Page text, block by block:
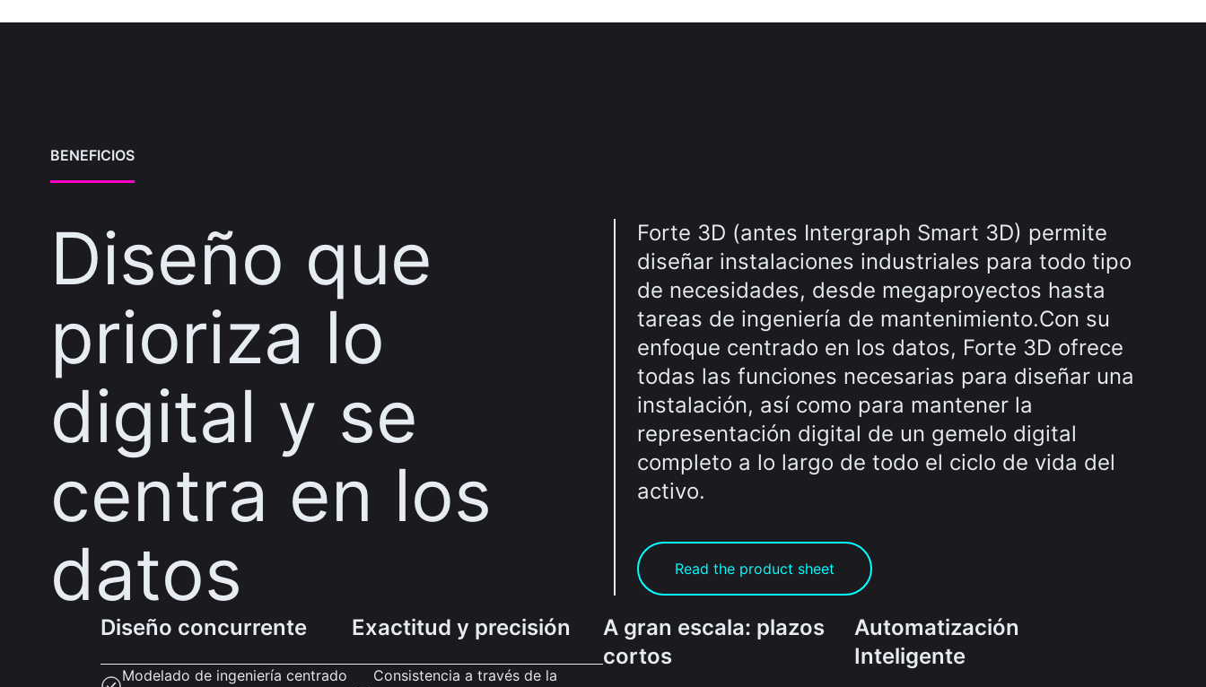
BENEFICIOS
Diseño que
prioriza lo
digital y se
centra en los
datos
Forte 3D (antes Intergraph Smart 3D) permite
diseñar instalaciones industriales para todo tipo
de necesidades, desde megaproyectos hasta
tareas de ingeniería de mantenimiento.Con su
enfoque centrado en los datos, Forte 3D ofrece
todas las funciones necesarias para diseñar una
instalación, así como para mantener la
representación digital de un gemelo digital
completo a lo largo de todo el ciclo de vida del
activo.
Read the product sheet
Diseño concurrente
Modelado de ingeniería centrado
Exactitud y precisión
Consistencia a través de la
A gran escala: plazos
cortos
Automatización
Inteligente